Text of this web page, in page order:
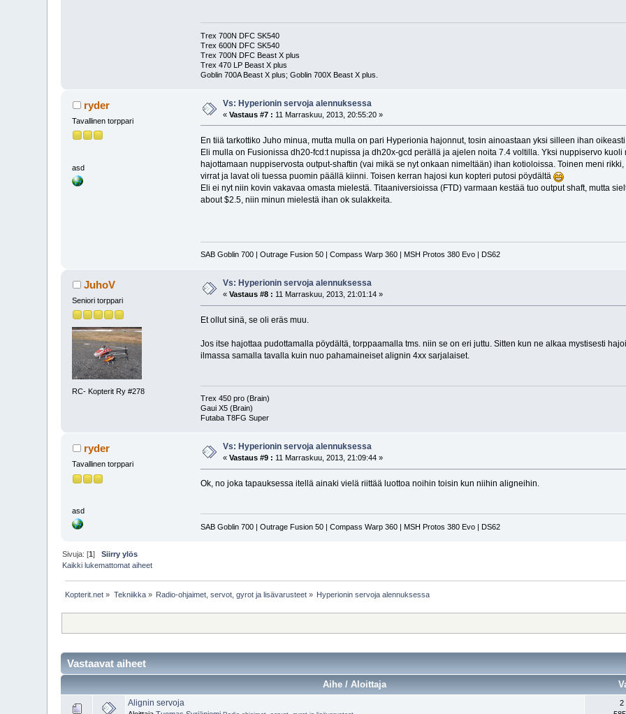
Trex 700N DFC SK540
Trex 600N DFC SK540
Trex 700N DFC Beast X plus
Trex 470 LP Beast X plus
Goblin 700A Beast X plus; Goblin 700X Beast X plus.
ryder
Tavallinen torppari
asd
Vs: Hyperionin servoja alennuksessa
«Vastaus #7 : 11 Marraskuu, 2013, 20:55:20 »
En tiiä tarkottiko Juho minua, mutta mulla on pari Hyperionia hajonnut, tosin ainoastaan yksi silleen ihan oikeasti.
Eli mulla on Fusionissa dh20-fcd:t nupissa ja dh20x-gcd perällä ja ajelen noita 7.4 voltilla. Yksi nuppiservo
hajottamaan nuppiservosta output-shaftin (vai mikä se nyt onkaan nimeltään) ihan kotioloissa. Toinen meni
virrat ja lavat oli tuessa puomin päällä kiinni. Toisen kerran hajosi kun kopteri putosi pöydältä
Eli ei nyt niin kovin vakavaa omasta mielestä. Titaaniversioissa (FTD) varmaan kestää tuo output shaft, mutta
about $2.5, niin minun mielestä ihan ok sulakkeita.
SAB Goblin 700 | Outrage Fusion 50 | Compass Warp 360 | MSH Protos 380 Evo | DS62
JuhoV
Seniori torppari
RC- Kopterit Ry #278
Vs: Hyperionin servoja alennuksessa
«Vastaus #8 : 11 Marraskuu, 2013, 21:01:14 »
Et ollut sinä, se oli eräs muu.
Jos itse hajottaa pudottamalla pöydältä, torppaamalla tms. niin se on eri juttu. Sitten kun ne alkaa mystisesti
ilmassa samalla tavalla kuin nuo pahamaineiset alignin 4xx sarjalaiset.
Trex 450 pro (Brain)
Gaui X5 (Brain)
Futaba T8FG Super
ryder
Tavallinen torppari
asd
Vs: Hyperionin servoja alennuksessa
«Vastaus #9 : 11 Marraskuu, 2013, 21:09:44 »
Ok, no joka tapauksessa itellä ainaki vielä riittää luottoa noihin toisin kun niihin aligneihin.
SAB Goblin 700 | Outrage Fusion 50 | Compass Warp 360 | MSH Protos 380 Evo | DS62
Sivuja: [1]Siirry ylös
Kaikki lukemattomat aiheet
Kopterit.net » Tekniikka» Radio-ohjaimet, servot, gyrot ja lisävarusteet » Hyperionin servoja alennuksessa
Vastaavat aiheet
Aihe / Aloittaja
Alignin servoja
2